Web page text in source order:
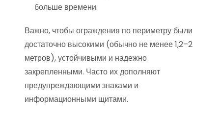
больше времени.
Важно, чтобы ограждения по периметру были
достаточно высокими (обычно не менее 1,2–2
метров), устойчивыми и надежно
закрепленными. Часто их дополняют
предупреждающими знаками и
информационными щитами.